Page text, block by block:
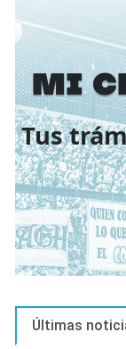
Mi
Tus
Últimas